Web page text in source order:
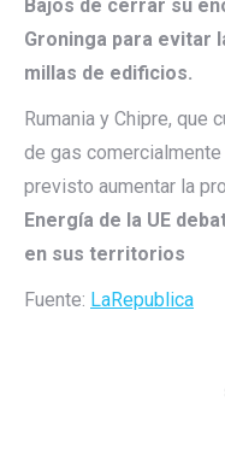
Bajos de cerrar su
Groninga para evitar
millas de edificios.
Rumania y Chipre, que
de gas
previsto aumentar la
Energía de la UE
en sus territorios
Fuente: LaRepublica